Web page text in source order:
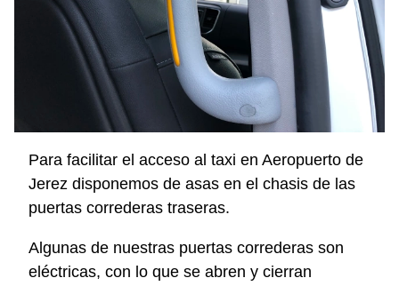
Para facilitar el acceso al taxi en Aeropuerto de
Jerez disponemos de asas en el chasis de las
puertas correderas traseras.
Algunas de nuestras puertas correderas son
eléctricas, con lo que se abren y cierran